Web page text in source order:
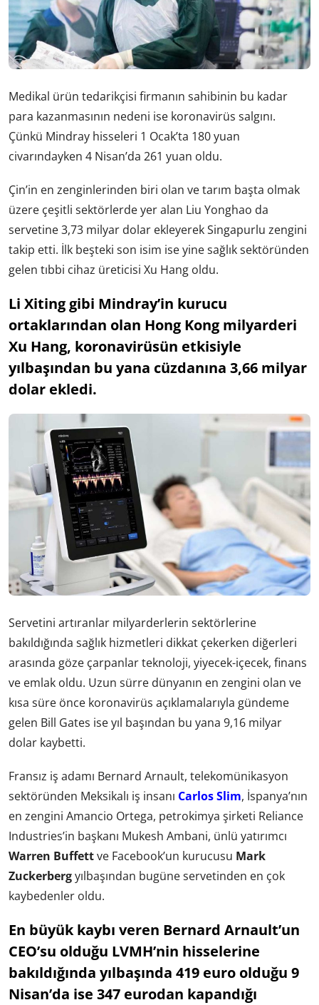
Medikal ürün tedarikçisi firmanın sahibinin bu kadar
para kazanmasının nedeni ise koronavirüs salgını.
Çünkü Mindray hisseleri 1 Ocak’ta 180 yuan
civarındayken 4 Nisan’da 261 yuan oldu.
Çin’in en zenginlerinden biri olan ve tarım başta olmak
üzere çeşitli sektörlerde yer alan Liu Yonghao da
servetine 3,73 milyar dolar ekleyerek Singapurlu zengini
takip etti. İlk beşteki son isim ise yine sağlık sektöründen
gelen tıbbi cihaz üreticisi Xu Hang oldu.
Li Xiting gibi Mindray’in kurucu
ortaklarından olan Hong Kong milyarderi
Xu Hang, koronavirüsün etkisiyle
yılbaşından bu yana cüzdanına 3,66 milyar
dolar ekledi.
Servetini artıranlar milyarderlerin sektörlerine
bakıldığında sağlık hizmetleri dikkat çekerken diğerleri
arasında göze çarpanlar teknoloji, yiyecek-içecek, finans
ve emlak oldu. Uzun sürre dünyanın en zengini olan ve
kısa süre önce koronavirüs açıklamalarıyla gündeme
gelen Bill Gates ise yıl başından bu yana 9,16 milyar
dolar kaybetti.
Fransız iş adamı Bernard Arnault, telekomünikasyon
sektöründen Meksikalı iş insanı Carlos Slim, İspanya’nın
en zengini Amancio Ortega, petrokimya şirketi Reliance
Industries’in başkanı Mukesh Ambani, ünlü yatırımcı
Warren Buffettve Facebook’un kurucusu Mark
Zuckerbergyılbaşından bugüne servetinden en çok
kaybedenler oldu.
En büyük kaybı veren Bernard Arnault’un
CEO’su olduğu LVMH’nin hisselerine
bakıldığında yılbaşında 419 euro olduğu 9
Nisan’da ise 347 eurodan kapandığı